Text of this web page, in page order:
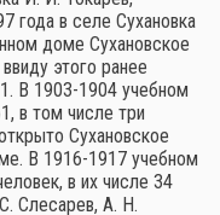
года в селе Сухановка
доме Сухановское
этого ранее
В 1903-1904 учебном
в том числе три
Сухановское
В 1916-1917 учебном
в их числе 34
Слесарев, А. Н.